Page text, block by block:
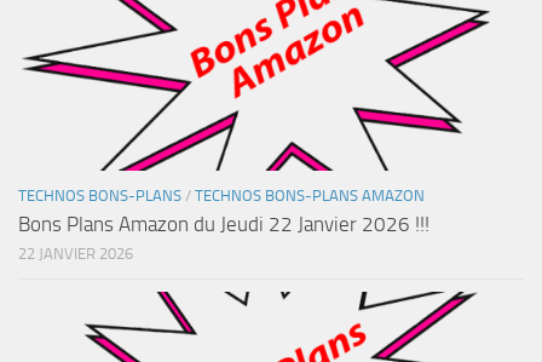
TECHNOS BONS-PLANS / TECHNOS BONS-PLANS AMAZON
Bons Plans Amazon du Jeudi 22 Janvier 2026 !!!
22 JANVIER 2026